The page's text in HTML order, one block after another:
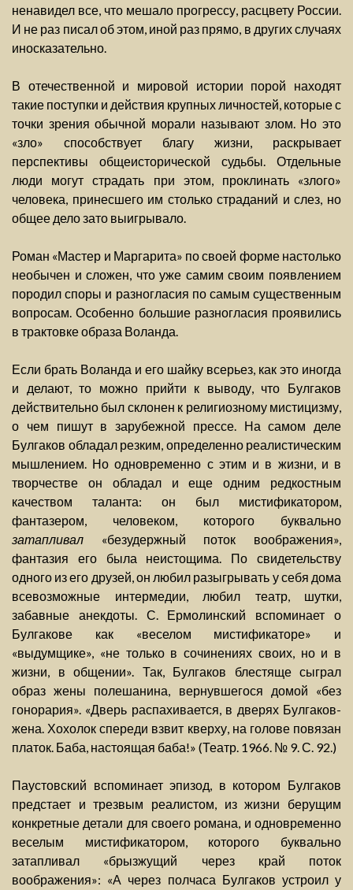
ненавидел все, что мешало прогрессу, расцвету России.
И не раз писал об этом, иной раз прямо, в других случаях
иносказательно.
В отечественной и мировой истории порой находят
такие поступки и действия крупных личностей, которые с
точки зрения обычной морали называют злом. Но это
«зло» способствует благу жизни, раскрывает
перспективы общеисторической судьбы. Отдельные
люди могут страдать при этом, проклинать «злого»
человека, принесшего им столько страданий и слез, но
общее дело зато выигрывало.
Роман «Мастер и Маргарита» по своей форме настолько
необычен и сложен, что уже самим своим появлением
породил споры и разногласия по самым существенным
вопросам. Особенно большие разногласия проявились
в трактовке образа Воланда.
Если брать Воланда и его шайку всерьез, как это иногда
и делают, то можно прийти к выводу, что Булгаков
действительно был склонен к религиозному мистицизму,
о чем пишут в зарубежной прессе. На самом деле
Булгаков обладал резким, определенно реалистическим
мышлением. Но одновременно с этим и в жизни, и в
творчестве он обладал и еще одним редкостным
качеством таланта: он был мистификатором,
фантазером, человеком, которого буквально
затапливал «безудержный поток воображения»,
фантазия его была неистощима. По свидетельству
одного из его друзей, он любил разыгрывать у себя дома
всевозможные интермедии, любил театр, шутки,
забавные анекдоты. С. Ермолинский вспоминает о
Булгакове как «веселом мистификаторе» и
«выдумщике», «не только в сочинениях своих, но и в
жизни, в общении». Так, Булгаков блестяще сыграл
образ жены полешанина, вернувшегося домой «без
гонорария». «Дверь распахивается, в дверях Булгаков-
жена. Хохолок спереди взвит кверху, на голове повязан
платок. Баба, настоящая баба!» (Театр. 1966. № 9. С. 92.)
Паустовский вспоминает эпизод, в котором Булгаков
предстает и трезвым реалистом, из жизни берущим
конкретные детали для своего романа, и одновременно
веселым мистификатором, которого буквально
затапливал «брызжущий через край поток
воображения»: «А через полчаса Булгаков устроил у